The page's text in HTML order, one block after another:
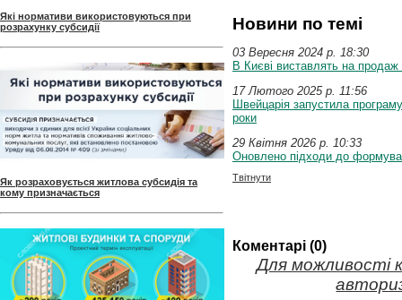
Які нормативи використовуються при
розрахунку субсидії
Як розраховується житлова субсидія та
кому призначається
Новини по темі
03 Вересня 2024 p. 18:30
В Києві виставлять на
17 Лютого 2025 p. 11:56
Швейцарія запустила
роки
29 Квітня 2026 p. 10:33
Оновлено підходи до
Твітнути
Коментарі (0)
Для можливості